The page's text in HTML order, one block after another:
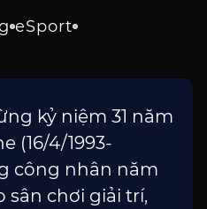
eSport
kỷ niệm 31 năm
(16/4/1993-
công nhân năm
sân chơi giải trí,